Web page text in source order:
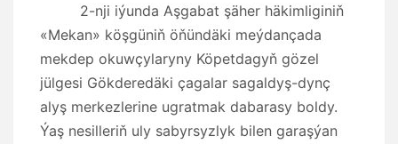
2-nji iýunda Aşgabat şäher häkimliginiň
«Mekan» köşgüniň öňündäki meýdançada
mekdep okuwçylaryny Köpetdagyň gözel
jülgesi Gökderedäki çagalar sagaldyş-dynç
alyş merkezlerine ugratmak dabarasy boldy.
Ýaş nesilleriň uly sabyrsyzlyk bilen garaşýan